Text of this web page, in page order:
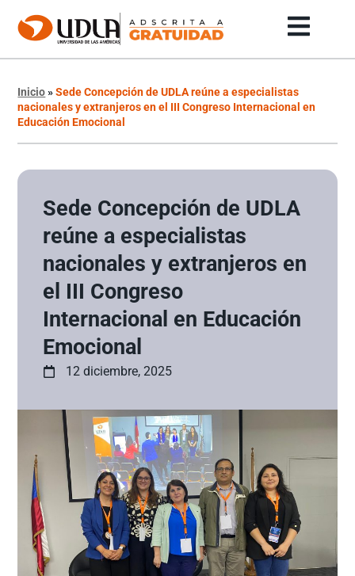
Inicio»Sede Concepción de UDLA reúne a especialistas
nacionales y extranjeros en el III Congreso Internacional en
Educación Emocional
Sede Concepción de UDLA
reúne a especialistas
nacionales y extranjeros en
el III Congreso
Internacional en Educación
Emocional
12 diciembre, 2025